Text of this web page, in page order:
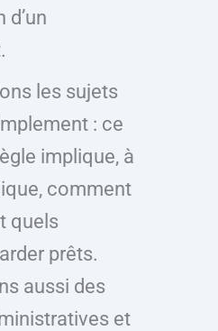
d’un
les sujets
: ce
implique, à
comment
quels
prêts.
aussi des
et